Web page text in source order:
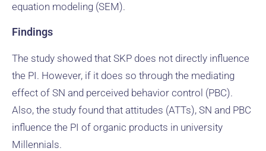
equation modeling (SEM).
Findings
The study showed that SKP does not directly influence
the PI. However, if it does so through the mediating
effect of SN and perceived behavior control (PBC).
Also, the study found that attitudes (ATTs), SN and PBC
influence the PI of organic products in university
Millennials.